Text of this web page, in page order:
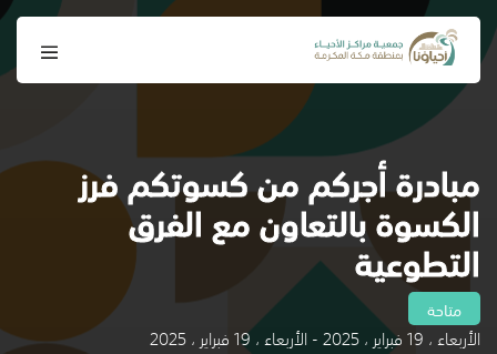
مبادرة أجركم من كسوتكم فرز
الكسوة بالتعاون مع الفرق
التطوعية
متاحة
الأربعاء ، 19 فبراير ، 2025 - الأربعاء ، 19 فبراير ، 2025